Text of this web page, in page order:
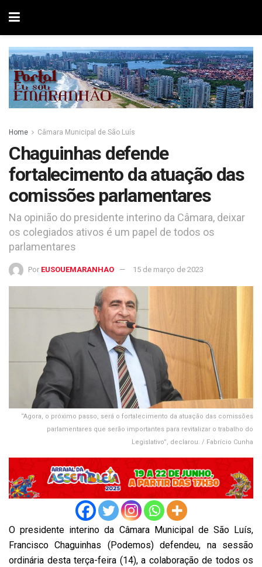
Home Câmara Municipal de São Luís
Chaguinhas defende
fortalecimento da atuação das
comissões parlamentares
Na opinião do presidente interino da Câmara, deixar
os colegiados ativos é um papel de todos os
parlamentares
Por EUSOUEMARANHAO 15 de março de 2023
“Agora, o próximo passo, será o fortalecimento da atuação das comissões
parlamentares que serão importantes para revitalizar o trabalho do
Legislativo”, declarou. / Fabrício Cunha
O presidente interino da Câmara Municipal de São Luís,
Francisco Chaguinhas (Podemos) defendeu, na sessão
ordinária desta terça-feira (14), a colaboração de todos os